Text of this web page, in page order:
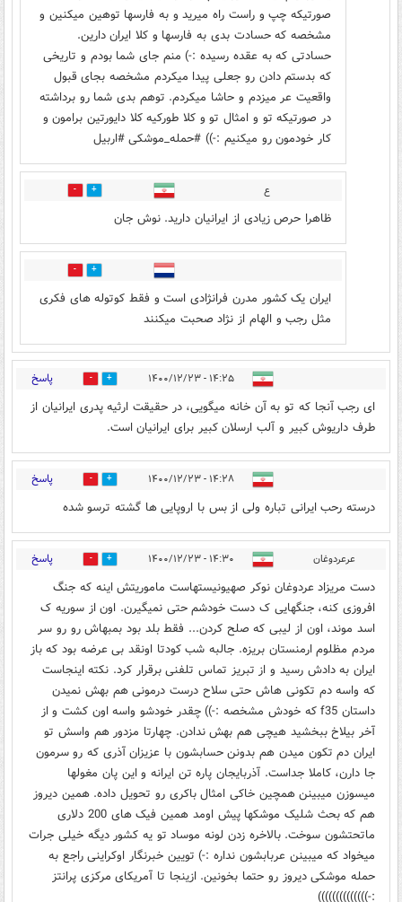
صورتیکه چپ و راست راه میرید و به فارسها توهین میکنین و
مشخصه که حسادت بدی به فارسها و کلا ایران دارین.
حسادتی که به عقده رسیده :-) منم جای شما بودم و تاریخی
که بدستم دادن رو جعلی پیدا میکردم مشخصه بجای قبول
واقعیت عر میزدم و حاشا میکردم. توهم بدی شما رو برداشته
در صورتیکه تو و امثال تو و کلا طورکیه کلا دایورتین برامون و
کار خودمون رو میکنیم :-)) #حمله_موشکی #اربیل
ع 28
ظاهرا حرص زیادی از ایرانیان دارید. نوش جان
6
ایران یک کشور مدرن فرانژادی است و فقط کوتوله های فکری
مثل رجب و الهام از نژاد صحبت میکنند
۱۴:۲۵ - ۱۴۰۰/۱۲/۲۳ 20 پاسخ
ای رجب آنجا که تو به آن خانه میگویی، در حقیقت ارثیه پدری ایرانیان از
طرف داریوش کبیر و آلب ارسلان کبیر برای ایرانیان است.
۱۴:۲۸ - ۱۴۰۰/۱۲/۲۳ 4 پاسخ
درسته رحب ایرانی تباره ولی از بس با اروپایی ها گشته ترسو شده
عرعردوغان ۱۴:۳۰ - ۱۴۰۰/۱۲/۲۳ 25 پاسخ
دست مریزاد عردوغان نوکر صهیونیستهاست ماموریتش اینه که جنگ
افروزی کنه، جنگهایی ک دست خودشم حتی نمیگیرن. اون از سوریه ک
اسد موند، اون از لیبی که صلح کردن... فقط بلد بود بمبهاش رو رو سر
مردم مظلوم ارمنستان بریزه. جالبه شب کودتا اونقد بی عرضه بود که باز
ایران به دادش رسید و از تبریز تماس تلفنی برقرار کرد. نکته اینجاست
که واسه دم تکونی هاش حتی سلاح درست درمونی هم بهش نمیدن
داستان f35 که خودش مشخصه :-)) چقدر خودشو واسه اون کشت و از
آخر بیلاخ ببخشید هیچی هم بهش ندادن. چهارتا مزدور هم واسش تو
ایران دم تکون میدن هم بدونن حسابشون با عزیزان آذری که رو سرمون
جا دارن، کاملا جداست. آذربایجان پاره تن ایرانه و این پان مغولها
میسوزن میبینن همچین خاکی امثال باکری رو تحویل داده. همین دیروز
هم که بحث شلیک موشکها پیش اومد همین فیک های 200 دلاری
ماتحتشون سوخت. بالاخره زدن لونه موساد تو یه کشور دیگه خیلی جرات
میخواد که میبینن عربابشون نداره :-) تویین خبرنگار اوکراینی راجع به
حمله موشکی دیروز رو حتما بخونین. ازینجا تا آمریکای مرکزی پرانتز
:-))))))))))))))